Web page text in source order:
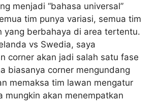
menjadi “bahasa universal”
tim punya variasi, semua tim
yang berbahaya di area tertentu.
vs Swedia, saya
corner akan jadi salah satu fase
biasanya corner mengundang
memaksa tim lawan mengatur
mungkin akan menempatkan